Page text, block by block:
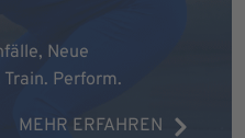
Neue
Perform.
MEHR ERFAHREN